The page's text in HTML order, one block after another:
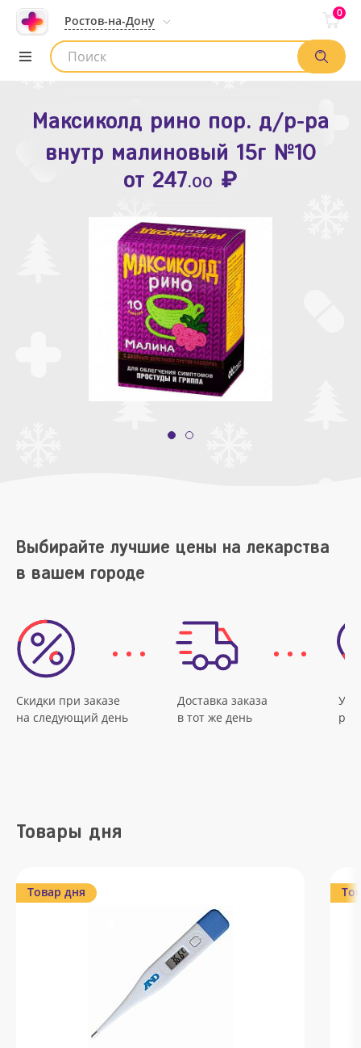
Ростов-на-Дону
0
Список аптек
Максиколд рино пор. д/р-ра
внутр малиновый 15г №10
от 247.00 ₽
Зодак таб. п.п.о. 10мг №10
от109.80 ₽
Выбирайте лучшие цены на лекарства
в вашем городе
Скидки при заказе
на следующий день
Доставка заказа
в тот же день
Товары дня
Товар дня